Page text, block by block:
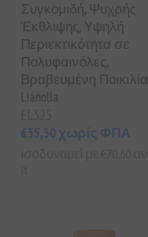
Συγκομιδή, Ψυχρής
Έκθλιψης, Υψηλή
Περιεκτικότητα σε
Πολυφαινόλες,
Βραβευμένη Ποικιλία
Lianolia
€35,30 χωρίς ΦΠΑ